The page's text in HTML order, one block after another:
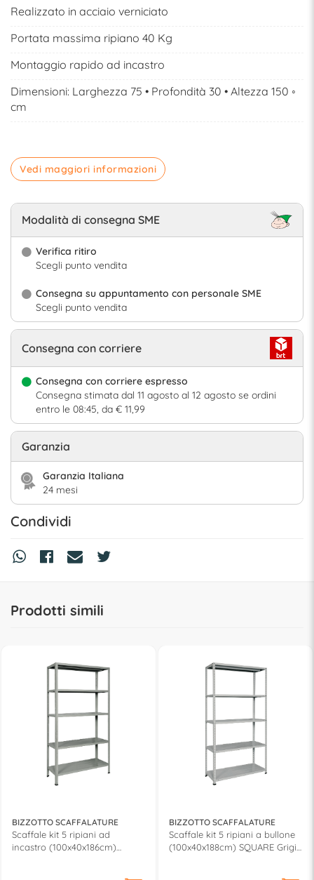
Realizzato in acciaio verniciato
Portata massima ripiano 40 Kg
Montaggio rapido ad incastro
Dimensioni: Larghezza 75 • Profondità 30 • Altezza 150 ◦
cm
Vedi maggiori informazioni
Modalità di consegna SME
Verifica ritiro
Scegli punto vendita
Consegna su appuntamento con personale SME
Scegli punto vendita
Consegna con corriere
Consegna con corriere espresso
Consegna stimata dal 11 agosto al 12 agosto se ordini
entro le 08:45, da € 11,99
Garanzia
Garanzia Italiana
24 mesi
Condividi
Prodotti simili
BIZZOTTO SCAFFALATURE
Scaffale kit 5 ripiani ad
incastro (100x40x186cm)
BIZZOTTO SCAFFALATURE
Scaffale kit 5 ripiani a bullone
(100x40x188cm) SQUARE Grigio